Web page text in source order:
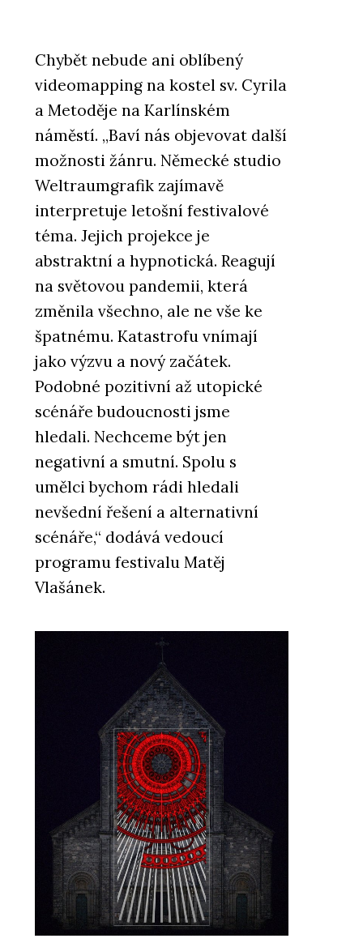
Chybět nebude ani oblíbený
videomapping na kostel sv. Cyrila
a Metoděje na Karlínském
náměstí. „Baví nás objevovat další
možnosti žánru. Německé studio
Weltraumgrafik zajímavě
interpretuje letošní festivalové
téma. Jejich projekce je
abstraktní a hypnotická. Reagují
na světovou pandemii, která
změnila všechno, ale ne vše ke
špatnému. Katastrofu vnímají
jako výzvu a nový začátek.
Podobné pozitivní až utopické
scénáře budoucnosti jsme
hledali. Nechceme být jen
negativní a smutní. Spolu s
umělci bychom rádi hledali
nevšední řešení a alternativní
scénáře,“ dodává vedoucí
programu festivalu Matěj
Vlašánek.